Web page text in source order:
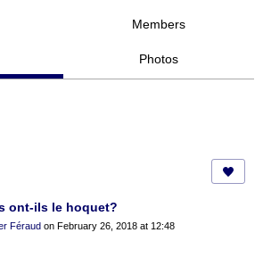
Members
Photos
ont-ils le hoquet?
Féraud on February 26, 2018 at 12:48